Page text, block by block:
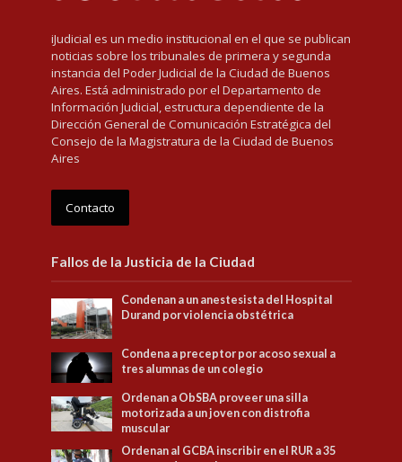
iJudicial es un medio institucional en el que se publican
noticias sobre los tribunales de primera y segunda
instancia del Poder Judicial de la Ciudad de Buenos
Aires. Está administrado por el Departamento de
Información Judicial, estructura dependiente de la
Dirección General de Comunicación Estratégica del
Consejo de la Magistratura de la Ciudad de Buenos
Aires
Contacto
Fallos de la Justicia de la Ciudad
Condenan a un anestesista del Hospital
Durand por violencia obstétrica
Condena a preceptor por acoso sexual a
tres alumnas de un colegio
Ordenan a ObSBA proveer una silla
motorizada a un joven con distrofia
muscular
Ordenan al GCBA inscribir en el RUR a 35